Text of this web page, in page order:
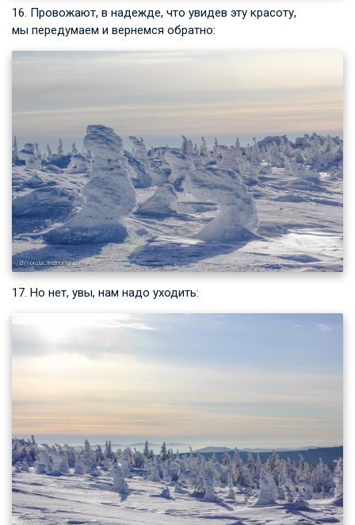
16. Провожают, в надежде, что увидев эту красоту,
мы передумаем и вернемся обратно:
17. Но нет, увы, нам надо уходить: